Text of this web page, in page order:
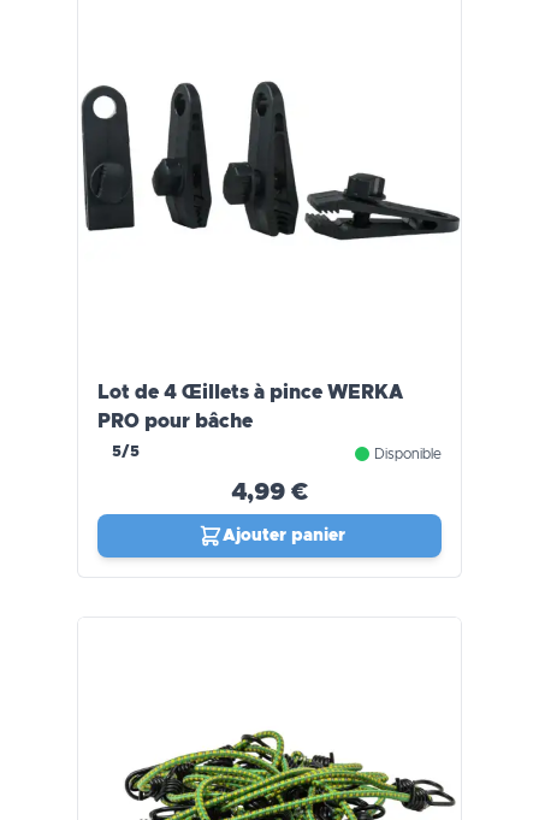
Lot de 4 Œillets à pince WERKA
PRO pour bâche
5/5 Disponible
4,99 €
Ajouter panier